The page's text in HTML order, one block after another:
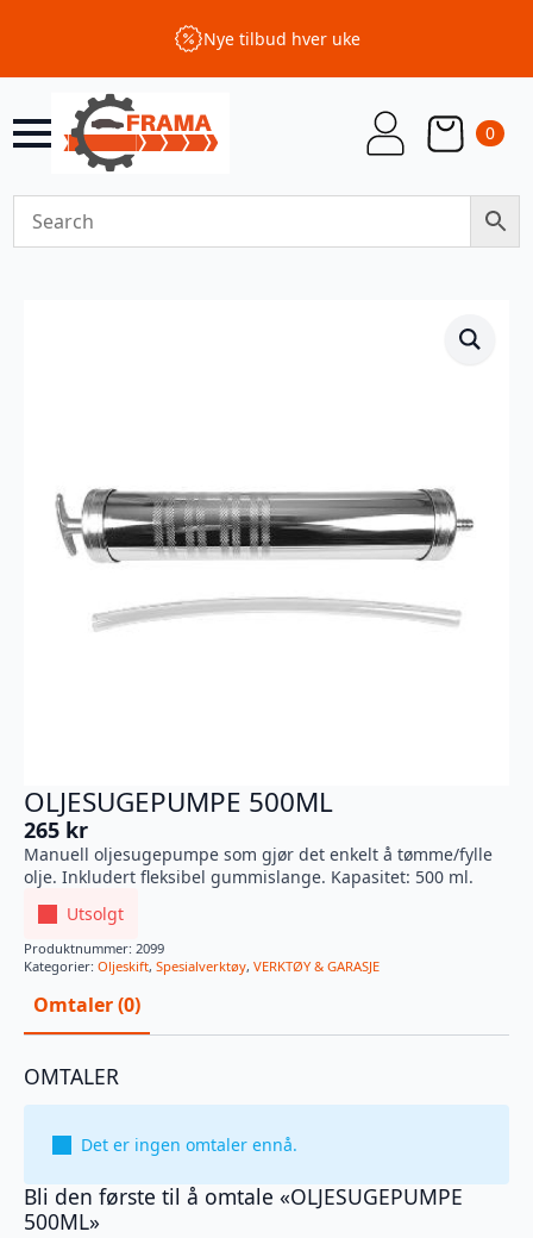
Nye tilbud hver uke
0
OLJESUGEPUMPE 500ML
265 kr
Manuell oljesugepumpe som gjør det enkelt å tømme/fylle
olje. Inkludert fleksibel gummislange. Kapasitet: 500 ml.
Utsolgt
Produktnummer: 2099
Kategorier: Oljeskift, Spesialverktøy, VERKTØY & GARASJE
Omtaler (0)
OMTALER
Det er ingen omtaler ennå.
Bli den første til å omtale «OLJESUGEPUMPE
500ML»